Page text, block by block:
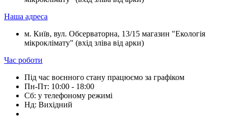
Наша адреса
м. Київ, вул. Обсерваторна, 13/15 магазин "Екологія
мікроклімату" (вхід зліва від арки)
Час роботи
Під час воєнного стану працюємо за графіком
Пн-Пт: 10:00 - 18:00
Сб: у телефоному режимі
Нд: Вихідний